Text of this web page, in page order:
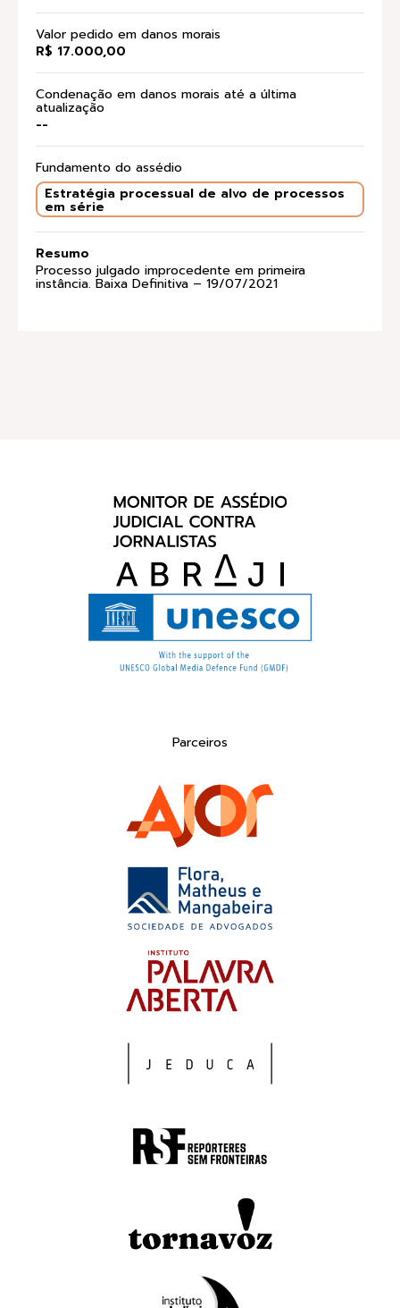
Valor pedido em danos morais
R$ 17.000,00
Condenação em danos morais até a última
atualização
--
Fundamento do assédio
Estratégia processual de alvo de processos
em série
Resumo
Processo julgado improcedente em primeira
instância. Baixa Definitiva – 19/07/2021
Parceiros